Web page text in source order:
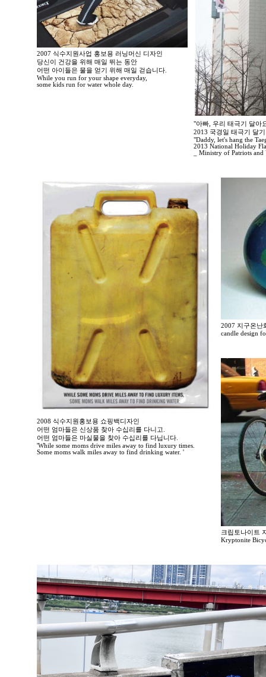
2007 식수지원사업 홍보용 러닝머신 디자인
당신이 건강을 위해 매일 뛰는 동안
어떤 아이들은 물을 얻기 위해 매일 걷습니다.
While you run for your shape everyday,
some kids run for water whole day.
"아빠, 우리 태극기 달아
2013 국경일 태극기 달
"Daddy, let's hang the
2013 National Holiday
_ Ministry of Patriots and
2008 식수지원홍보용 쇼핑백디자인
어떤 엄마들은 신상품 찾아 수십리를 다니고.
어떤 엄마들은 마실물을 찾아 수십리를 다닙니다.
'While some moms drive miles away to find luxury times.
Some moms walk miles away to find drinking water. '
2007 지구온난
candle design
크립토나이트
Kryptonite